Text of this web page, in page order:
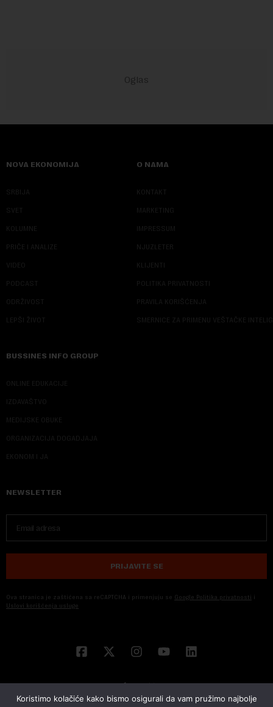
NOVA EKONOMIJA
SRBIJA
SVET
KOLUMNE
PRIČE I ANALIZE
VIDEO
PODCAST
ODRŽIVOST
LEPŠI ŽIVOT
O NAMA
KONTAKT
MARKETING
IMPRESSUM
NJUZLETER
KLIJENTI
POLITIKA PRIVATNOSTI
PRAVILA KORIŠĆENJA
SMERNICE ZA PRIMENU VEŠTAČKE
BUSSINES INFO GROUP
ONLINE EDUKACIJE
IZDAVAŠTVO
MEDIJSKE OBUKE
ORGANIZACIJA DOGADJAJA
EKONOM I JA
NEWSLETTER
PRIJAVITE SE
Ova stranica je zaštićena sa reCAPTCHA i primenjuju se Google Politika privatnosti i
Uslovi korišćenja usluge
Koristimo kolačiće kako bismo osigurali da vam pružimo najbolje